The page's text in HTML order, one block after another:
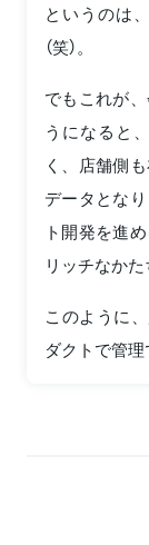
というのは
（笑）。
でもこれが
うになると
く、店舗側
データとな
ト開発を進
リッチなか
このように
ダクトで管理